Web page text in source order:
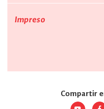
Impreso
Compartir